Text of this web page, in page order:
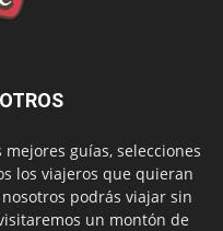
guías, selecciones
los viajeros que quieran
podrás viajar sin
un montón de